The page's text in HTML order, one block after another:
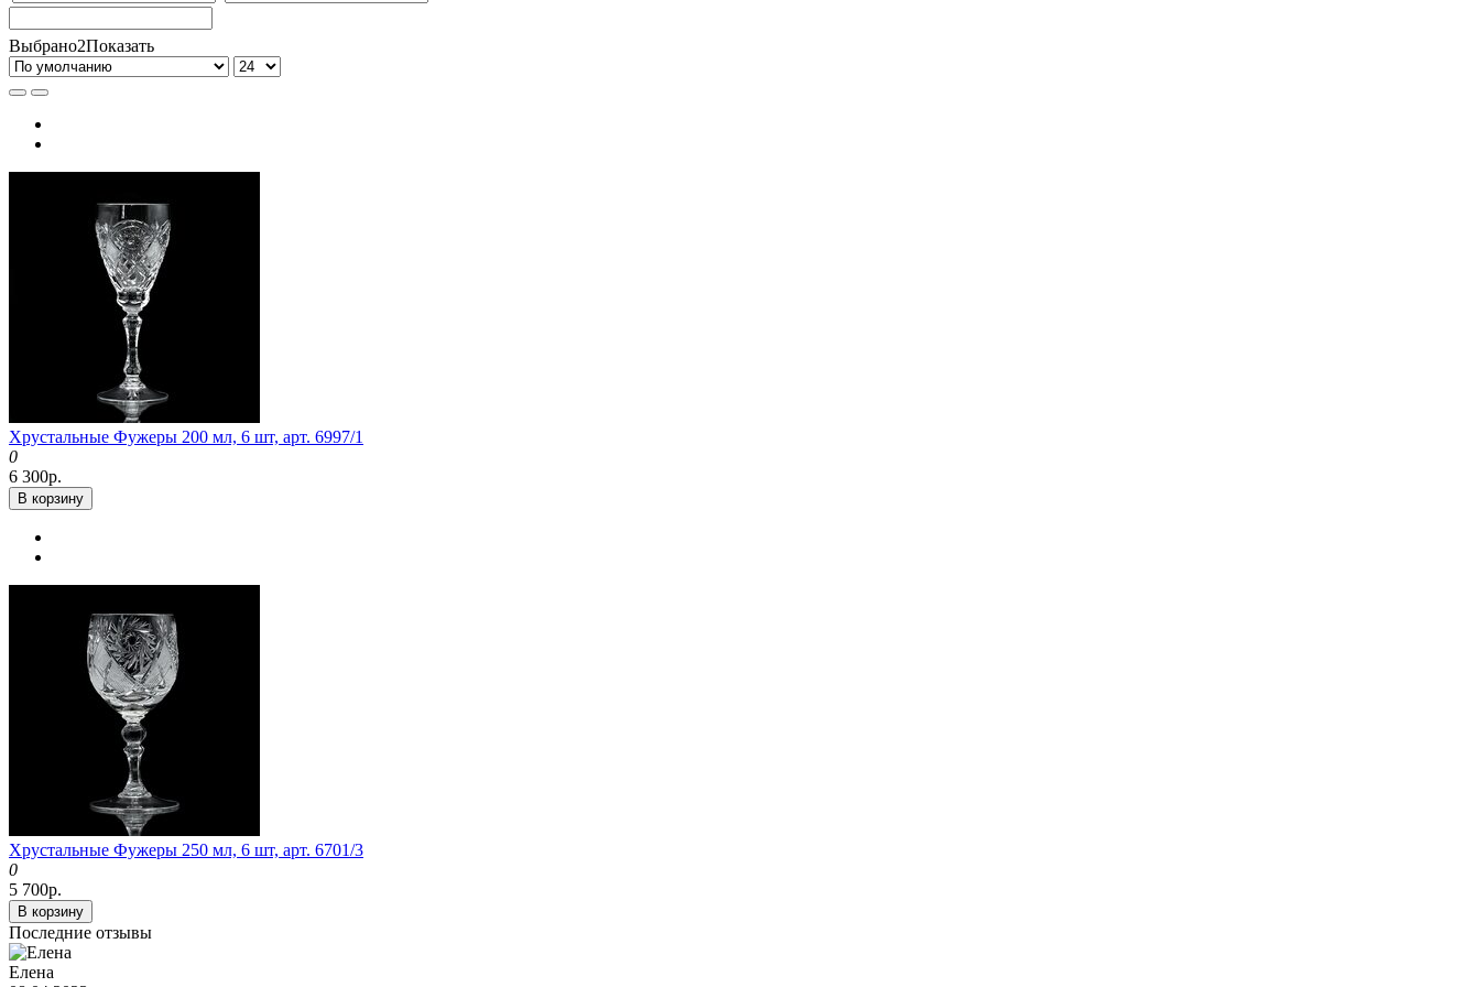
Выбрано2Показать
Хрустальные Фужеры 200 мл, 6 шт, арт. 6997/1
0
6 300р.
В корзину
Хрустальные Фужеры 250 мл, 6 шт, арт. 6701/3
0
5 700р.
В корзину
Последние отзывы
Елена